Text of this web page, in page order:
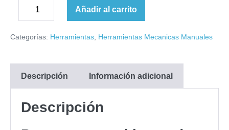
Disminuir
la
Juego
de
EVF18026
Everforce
32
cantidad
Añadir al carrito
Categorías: Herramientas, Herramientas Mecanicas Manuales
Descripción Información adicional
Descripción